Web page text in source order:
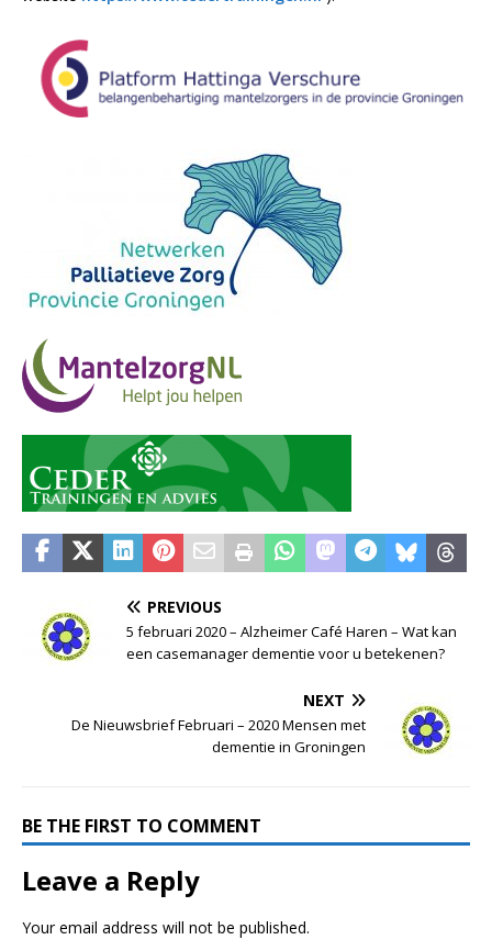
PREVIOUS
5 februari 2020 – Alzheimer Café Haren – Wat kan
een casemanager dementie voor u betekenen?
NEXT
De Nieuwsbrief Februari – 2020 Mensen met
dementie in Groningen
BE THE FIRST TO COMMENT
Leave a Reply
Your email address will not be published.